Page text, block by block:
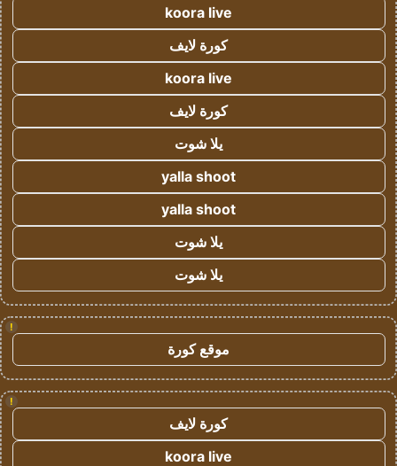
koora live
كورة لايف
koora live
كورة لايف
يلا شوت
yalla shoot
yalla shoot
يلا شوت
يلا شوت
!
موقع كورة
!
كورة لايف
koora live